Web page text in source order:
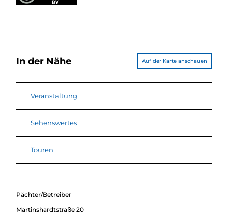
In der Nähe Auf der Karte anschauen
Veranstaltung
Sehenswertes
Touren
Pächter/Betreiber
Martinshardtstraße 20